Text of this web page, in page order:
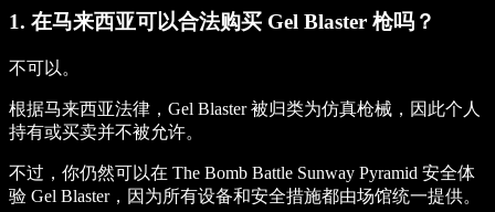
1. 在马来西亚可以合法购买 Gel Blaster 枪吗？
不可以。
根据马来西亚法律，Gel Blaster 被归类为仿真枪械，因此个人
持有或买卖并不被允许。
不过，你仍然可以在 The Bomb Battle Sunway Pyramid 安全体
验 Gel Blaster，因为所有设备和安全措施都由场馆统一提供。